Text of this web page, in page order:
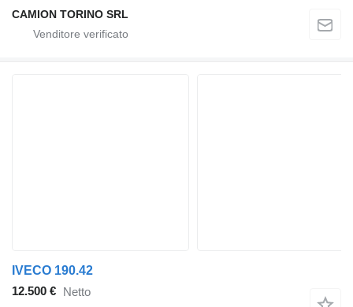
CAMION TORINO SRL
IVECO 190.42
12.500 € Netto